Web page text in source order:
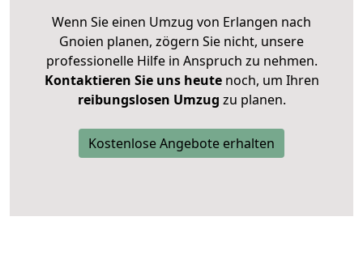
Wenn Sie einen Umzug von Erlangen nach
Gnoien planen, zögern Sie nicht, unsere
professionelle Hilfe in Anspruch zu nehmen.
Kontaktieren Sie uns heutenoch, um Ihren
reibungslosen Umzug zu planen.
Kostenlose Angebote erhalten